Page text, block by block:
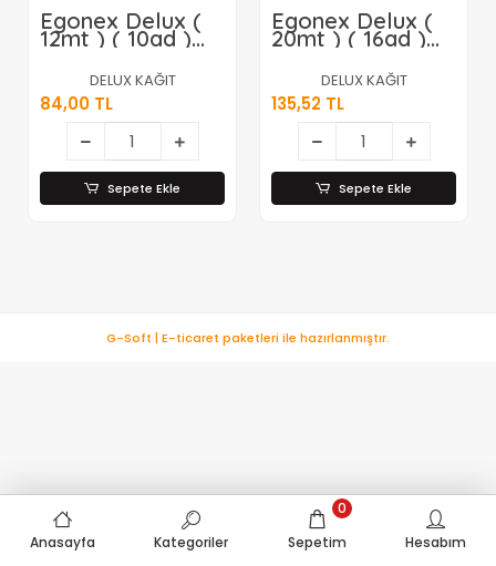
Egonex Delux (
12mt ) ( 10ad )
Kağıt Masa
Örtüsü
100x120cm.*40
DELUX KAĞIT
84,00 TL
Sepete Ekle
Egonex Delux (
20mt ) ( 16ad )
Kağıt Masa
Örtüsü
100x125cm.*20
DELUX KAĞIT
135,52 TL
Sepete Ekle
Anasayfa Kategoriler Sepetim
0
Hesabım
G-Soft | E-ticaret paketleri ile hazırlanmıştır.